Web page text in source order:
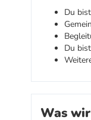
Du
Du
Was